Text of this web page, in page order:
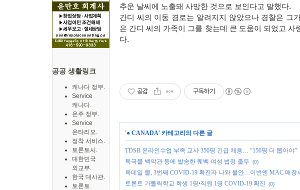
공공 생활링크
캐나다 정부.
Service
캐나다.
온주 정부.
Service
온타리오.
정착 서비스.
토론토시.
대한민국
외교부.
한국 대사관.
토론토
추운 날씨에 노출돼 사망한 것으로 보인다고 말했다.
간디 씨의 이동 경로는 알려지지 않았으나 경찰은 그
은 간디 씨의 가족이 그를 찾는데 큰 도움이 되었고
다.
공감 구독하기
'● CANADA' 카테고리의 다른 글
TDSB 온라인수업 부족 교사 350명 긴급 채용… “150명 더 뽑아야”
독극물 백악관 등에 발송한 퀘벡 여성 법정 출두 (0)
욕데일 몰, 3번째 COVID-19 확진자 나와 불안…이번엔 MAC 매장
토론토 가톨릭학교 학생 1명•직원 1명 COVID-19 확진 (0)